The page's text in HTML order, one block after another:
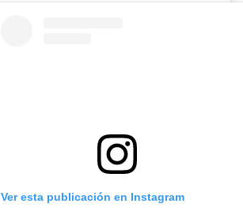
Ver esta publicación en Instagram